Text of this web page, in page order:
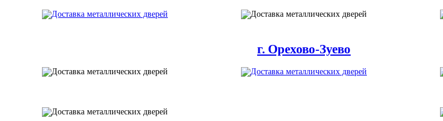
г. Орехово-Зуево